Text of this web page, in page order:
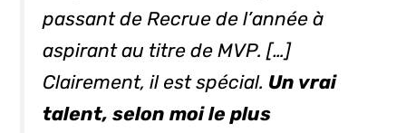
passant de Recrue de l’année à
aspirant au titre de MVP. […]
Clairement, il est spécial. Un vrai
talent, selon moi le plus